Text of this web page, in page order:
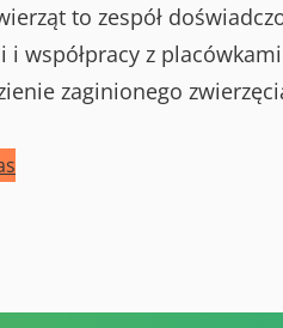
to zespół
z
zaginionego